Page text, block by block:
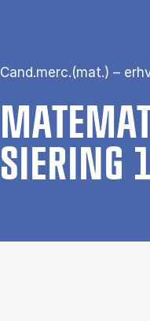
Cand.merc.(mat.) –
SI­E­RING